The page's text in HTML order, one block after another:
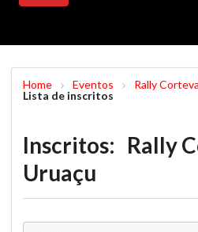
Home Eventos
Rally
Lista de inscritos
Inscritos: Rally
Uruaçu